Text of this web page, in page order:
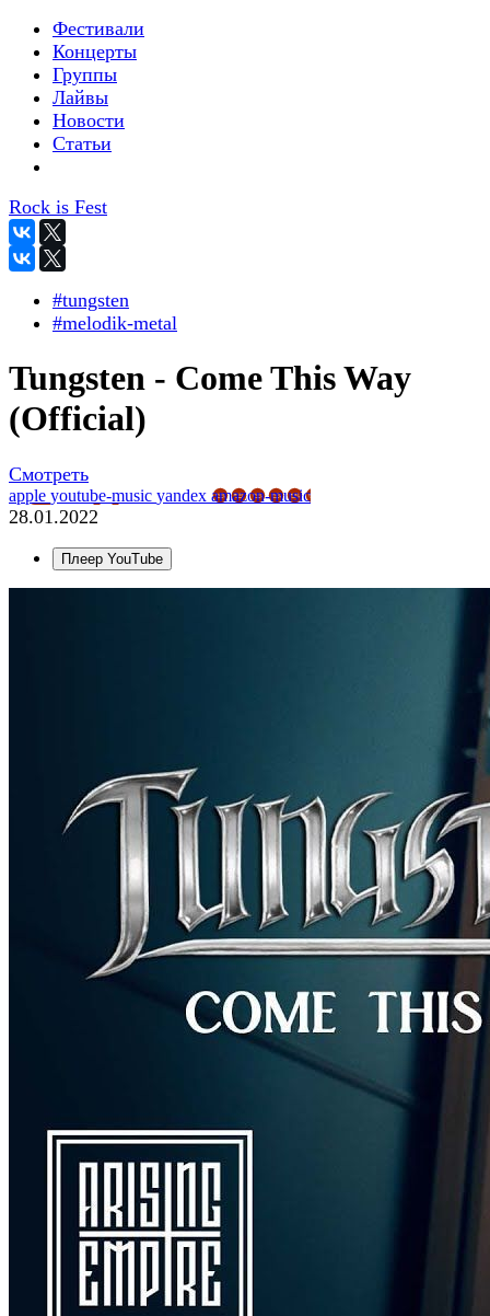
Фестивали
Концерты
Группы
Лайвы
Новости
Статьи
Rock is Fest
#tungsten
#melodik-metal
Tungsten - Come This Way
(Official)
Смотреть
apple youtube-music yandex amazon-music
28.01.2022
Плеер YouTube